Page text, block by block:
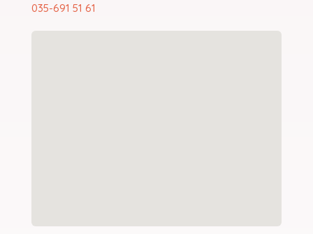
035-691 51 61